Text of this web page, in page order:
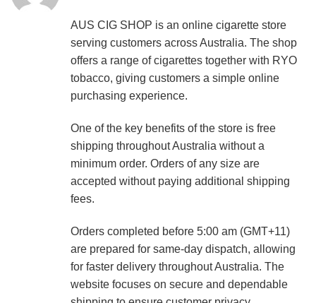
AUS CIG SHOP is an online cigarette store
serving customers across Australia. The shop
offers a range of cigarettes together with RYO
tobacco, giving customers a simple online
purchasing experience.
One of the key benefits of the store is free
shipping throughout Australia without a
minimum order. Orders of any size are
accepted without paying additional shipping
fees.
Orders completed before 5:00 am (GMT+11)
are prepared for same-day dispatch, allowing
for faster delivery throughout Australia. The
website focuses on secure and dependable